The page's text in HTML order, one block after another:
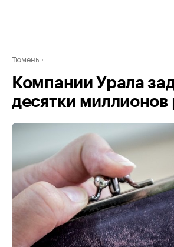
Тюмень
Компании Урала
десятки миллионов